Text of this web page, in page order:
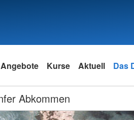
Angebote Kurse Aktuell Das
Abkommen